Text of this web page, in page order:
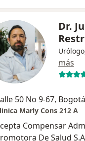
Dr.
más
50 No 9-67, Bogotá
Marly Cons 212 A
Compensar
De Salud